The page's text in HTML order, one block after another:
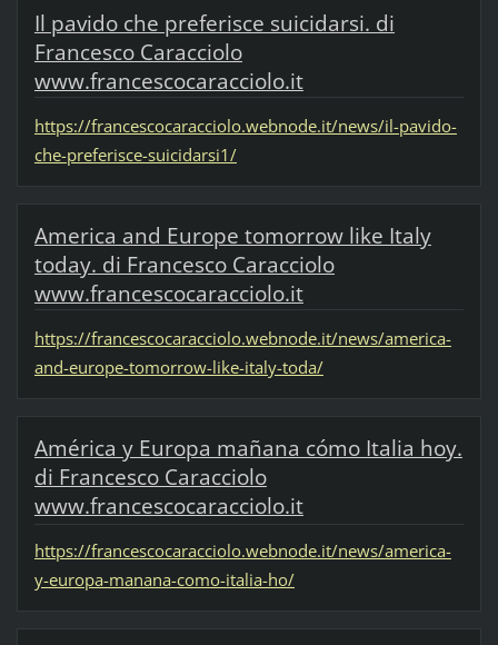
Il pavido che preferisce suicidarsi. di
Francesco Caracciolo
www.francescocaracciolo.it
https://francescocaracciolo.webnode.it/news/il-pavido-
che-preferisce-suicidarsi1/
America and Europe tomorrow like Italy
today. di Francesco Caracciolo
www.francescocaracciolo.it
https://francescocaracciolo.webnode.it/news/america-
and-europe-tomorrow-like-italy-toda/
América y Europa mañana cómo Italia hoy.
di Francesco Caracciolo
www.francescocaracciolo.it
https://francescocaracciolo.webnode.it/news/america-
y-europa-manana-como-italia-ho/